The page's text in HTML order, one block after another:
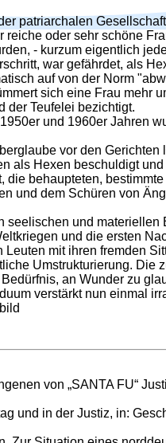
patriarchalen
oder sehr schöne
- kurzum eigentlich
war gefährdet, als
auf von der Norm
sich eine Frau mehr
der Teufelei bezichtigt.
und 1960er Jahren
vor den Gerichten
als Hexen beschuldigt
behaupteten,
und dem Schüren von
und materiellen
und die ersten
mit ihren fremden
Umstrukturierung. Die
an Wunder zu
verstärkt nun einmal
von „SANTA FU“
und in der Justiz, in: